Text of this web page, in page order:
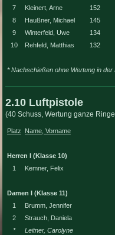
7
Kleinert, Arne 152
8
Haußner, Michael 145
9
Winterfeld, Uwe
134
10
Rehfeld, Matthias 132
* Nachschießen ohne Wertung in der
2.10 Luftpistole
(40 Schuss, Wertung ganze
Platz Name, Vorname
Herren I (Klasse 10)
1
Kemner, Felix
Damen I (Klasse 11)
1
Brumm, Jennifer
2
Strauch, Daniela
*
Leitner, Carolyne